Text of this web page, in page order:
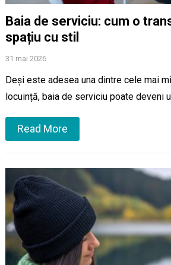
Baia de serviciu: cum o
spațiu cu stil
31 mai 2026
Deși este adesea una dintre cele mai
locuință, baia de serviciu poate deveni
Read More